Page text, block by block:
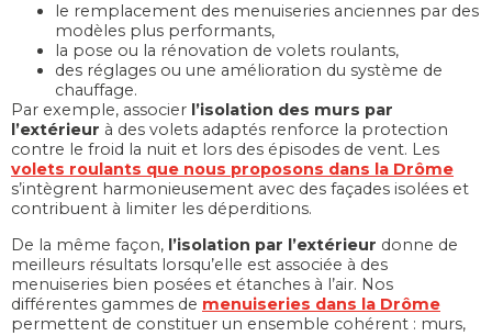
le remplacement des menuiseries anciennes par des
modèles plus performants,
la pose ou la rénovation de volets roulants,
des réglages ou une amélioration du système de
chauffage.
Par exemple, associer l’isolation des murs par
l’extérieur à des volets adaptés renforce la protection
contre le froid la nuit et lors des épisodes de vent. Les
volets roulants que nous proposons dans la Drôme
s’intègrent harmonieusement avec des façades isolées et
contribuent à limiter les déperditions.
De la même façon, l’isolation par l’extérieur donne de
meilleurs résultats lorsqu’elle est associée à des
menuiseries bien posées et étanches à l’air. Nos
différentes gammes de menuiseries dans la Drôme
permettent de constituer un ensemble cohérent : murs,